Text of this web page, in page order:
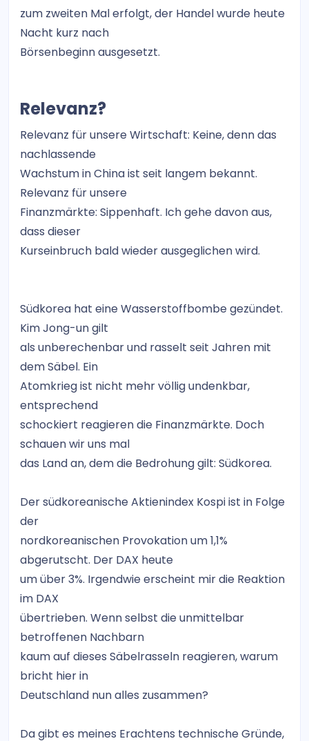
zum zweiten Mal erfolgt, der Handel wurde heute
Nacht kurz nach
Börsenbeginn ausgesetzt.
Relevanz?
Relevanz für unsere Wirtschaft: Keine, denn das
nachlassende
Wachstum in China ist seit langem bekannt.
Relevanz für unsere
Finanzmärkte: Sippenhaft. Ich gehe davon aus,
dass dieser
Kurseinbruch bald wieder ausgeglichen wird.
Südkorea hat eine Wasserstoffbombe gezündet.
Kim Jong-un gilt
als unberechenbar und rasselt seit Jahren mit
dem Säbel. Ein
Atomkrieg ist nicht mehr völlig undenkbar,
entsprechend
schockiert reagieren die Finanzmärkte. Doch
schauen wir uns mal
das Land an, dem die Bedrohung gilt: Südkorea.
Der südkoreanische Aktienindex Kospi ist in Folge
der
nordkoreanischen Provokation um 1,1%
abgerutscht. Der DAX heute
um über 3%. Irgendwie erscheint mir die Reaktion
im DAX
übertrieben. Wenn selbst die unmittelbar
betroffenen Nachbarn
kaum auf dieses Säbelrasseln reagieren, warum
bricht hier in
Deutschland nun alles zusammen?
Da gibt es meines Erachtens technische Gründe,